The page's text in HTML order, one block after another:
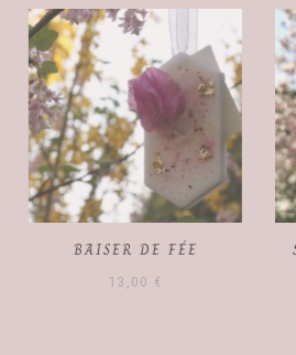
SIROP DES BOSQUETS
10,00